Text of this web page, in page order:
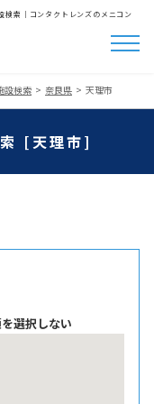
検索│コンタクトレンズのメニコン
設検索 奈良県 天理市
[天理市]
選択しない